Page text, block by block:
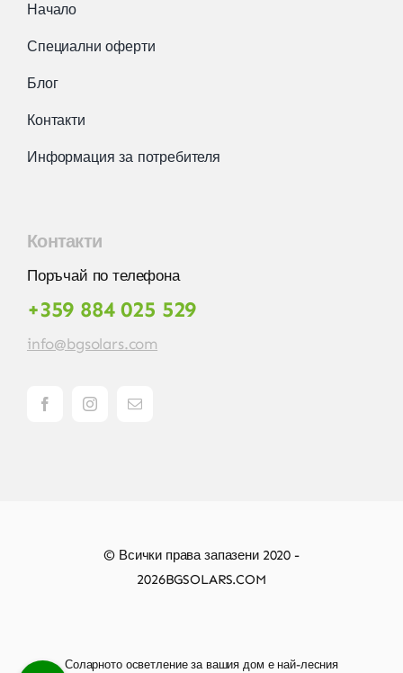
Начало
Специални оферти
Блог
Контакти
Информация за потребителя
Контакти
Поръчай по телефона
+359 884 025 529
info@bgsolars.com
© Всички права запазени 2020 -
2026BGSOLARS.COM
Соларното осветление за вашия дом е най-лесния